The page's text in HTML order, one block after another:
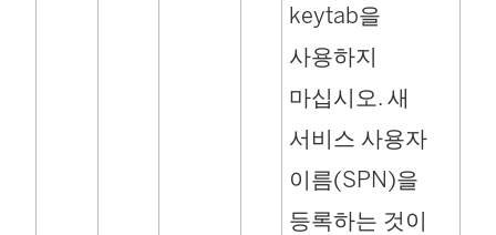
keytab을
사용하지
마십시오. 새
서비스 사용자
이름(SPN)을
등록하는 것이